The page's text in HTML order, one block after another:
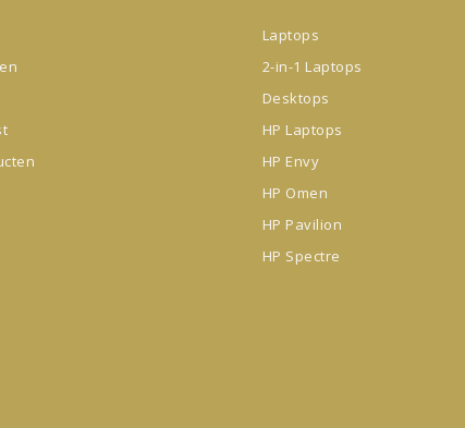
Laptops
2-in-1 Laptops
Desktops
HP Laptops
HP Envy
HP Omen
HP Pavilion
HP Spectre